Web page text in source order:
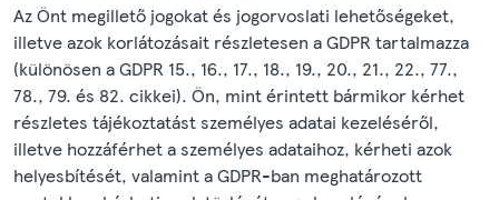
Az Önt megillető jogokat és jogorvoslati lehetőségeket,
illetve azok korlátozásait részletesen a GDPR tartalmazza
(különösen a GDPR 15., 16., 17., 18., 19., 20., 21., 22., 77.,
78., 79. és 82. cikkei). Ön, mint érintett bármikor kérhet
részletes tájékoztatást személyes adatai kezeléséről,
illetve hozzáférhet a személyes adataihoz, kérheti azok
helyesbítését, valamint a GDPR-ban meghatározott